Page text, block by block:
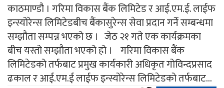
काठमाण्डौ । गरिमा विकास बैंक लिमिटेड र आई.एम.ई. लाईफ
इन्स्योरेन्स लिमिटेडबीच बैंकासुरेन्स सेवा प्रदान गर्ने सम्बन्धमा
सम्झौता सम्पन्न भएको छ । जेठ २१ गते एक कार्यक्रमका
बीच यस्तो सम्झौता भएको हो । गरिमा विकास बैंक
लिमिटेडको तर्फबाट प्रमुख कार्यकारी अधिकृत गोविन्दप्रसाद
ढकाल र आई.एम.ई लाईफ इन्स्योरेन्स लिमिटेडको तर्फबाट...